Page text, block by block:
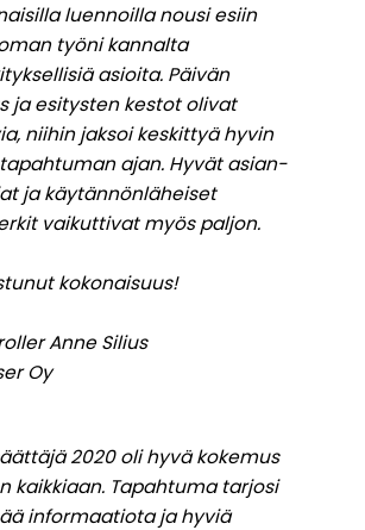
luennoilla nousi esiin
työni kannalta
asioita. Päivän
ja esitysten kestot olivat
niihin jaksoi keskittyä hyvin
ajan. Hyvät asian-
ja käytännönläheiset
vaikuttivat myös paljon.
kokonaisuus!
Anne Silius
Oy
2020 oli hyvä kokemus
kaikkiaan. Tapahtuma tarjosi
informaatiota ja hyviä